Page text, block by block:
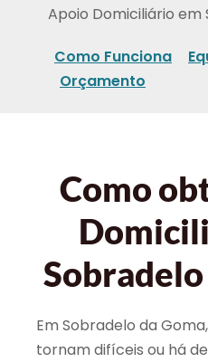
Apoio Domiciliário
Como Funciona
Orçamento
Como
Sobradelo
Em Sobradelo da
tornam difíceis ou há